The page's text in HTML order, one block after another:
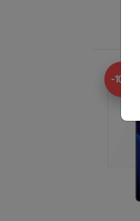
-10%